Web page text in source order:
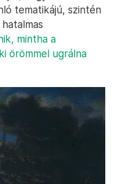
tematikájú, szintén
mintha a
örömmel ugrálna